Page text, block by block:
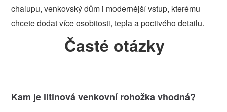
chalupu, venkovský dům i modernější vstup, kterému
chcete dodat více osobitosti, tepla a poctivého detailu.
Časté otázky
Kam je litinová venkovní rohožka vhodná?